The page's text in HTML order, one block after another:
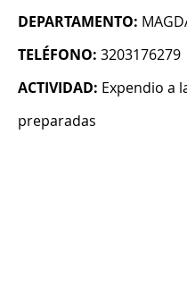
DEPARTAMENTO:
TELÉFONO: 3203176279
ACTIVIDAD: Expendio a
preparadas